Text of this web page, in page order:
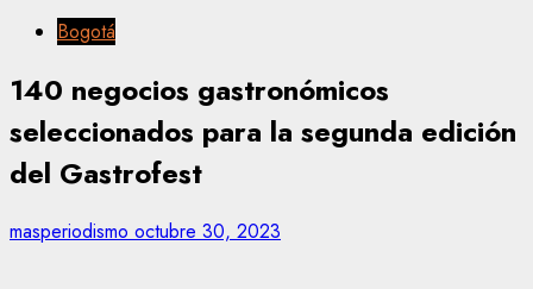
Bogotá
140 negocios gastronómicos
seleccionados para la segunda edición
del Gastrofest
masperiodismo octubre 30, 2023